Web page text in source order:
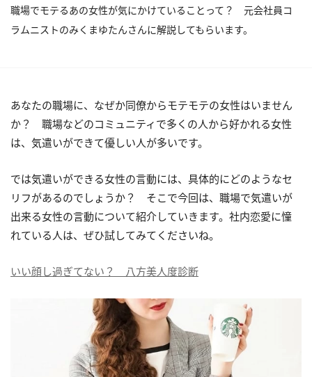
職場でモテるあの女性が気にかけていることって？ 元会社員コ
ラムニストのみくまゆたんさんに解説してもらいます。
あなたの職場に、なぜか同僚からモテモテの女性はいません
か？ 職場などのコミュニティで多くの人から好かれる女性
は、気遣いができて優しい人が多いです。
では気遣いができる女性の言動には、具体的にどのようなセ
リフがあるのでしょうか？ そこで今回は、職場で気遣いが
出来る女性の言動について紹介していきます。社内恋愛に憧
れている人は、ぜひ試してみてくださいね。
いい顔し過ぎてない？ 八方美人度診断